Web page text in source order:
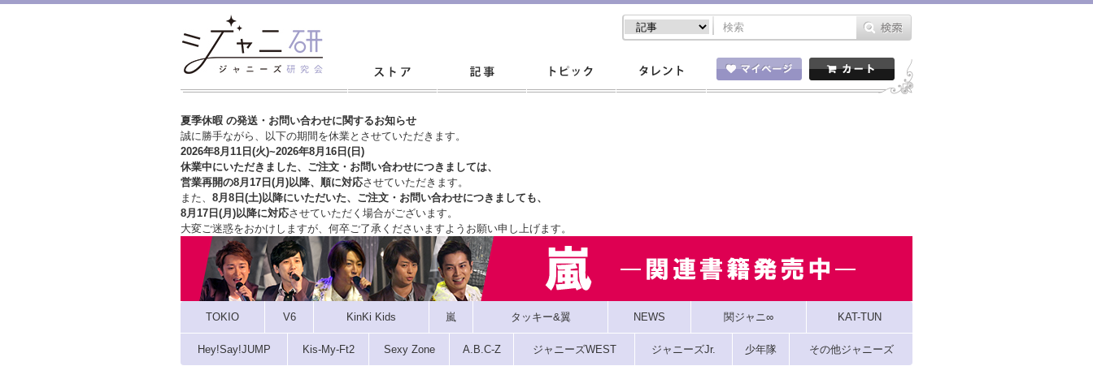
夏季休暇 の発送・お問い合わせに関するお知らせ
誠に勝手ながら、以下の期間を休業とさせていただきます。
2026年8月11日(火)~2026年8月16日(日)
休業中にいただきました、ご注文・お問い合わせにつきましては、
営業再開の8月17日(月)以降、順に対応させていただきます。
また、 8月8日(土)以降にいただいた、ご注文・ お問い合わせにつきましても、
8月17日(月)以降に対応させていただく場合がございます。
大変ご迷惑をおかけしますが、 何卒ご了承くださいますようお願い申し上げます。
TOKIO V6 KinKi Kids 嵐 タッキー&翼 NEWS 関ジャニ∞ KAT-TUN
Hey!Say!JUMP Kis-My-Ft2 Sexy Zone A.B.C-Z ジャニーズWEST ジャニーズJr. 少年隊 その他ジャニーズ